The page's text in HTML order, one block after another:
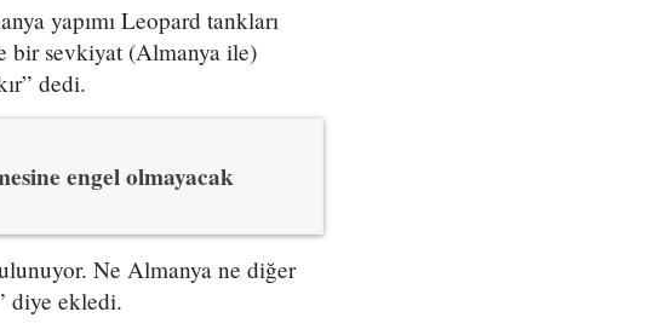
yapımı Leopard tankları
bir sevkiyat (Almanya ile)
dedi.
engel olmayacak
Ne Almanya ne diğer
diye ekledi.